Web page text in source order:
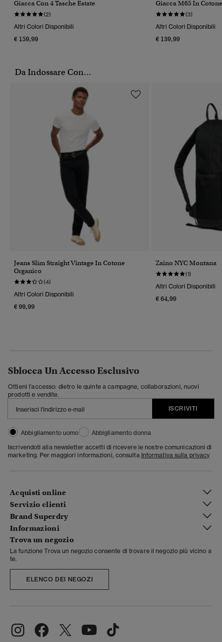
Giacca Con 4 Tasche Estate
(2)
Altri Colori Disponibili
€ 159,99
Giacca M65 In Cotone
(3)
Altri Colori Disponibili
€ 139,99
Da Indossare Con...
Jeans Slim Straight Vintage In Cotone
Organico
(4)
Altri Colori Disponibili
€ 99,99
Zaino NYC Montana
(1)
Altri Colori Disponibili
€ 64,99
Sblocca Un Accesso Esclusivo
Ottieni l'accesso: dietro le quinte a campagne, collaborazioni, nuovi
prodotti e vendite.
ISCRIVITI
Abbigliamento uomo
Abbigliamento donna
Iscrivendoti alla newsletter accetti di ricevere le nostre comunicazioni di
marketing. Per maggiori informazioni, consulta Informativa sulla privacy
Acquisti online
Servizio clienti
Brand Superdry
Informazioni
Trova un negozio
La funzione Trova un negozio consente di trovare il negozio più vicino a
te.
ELENCO DEI NEGOZI